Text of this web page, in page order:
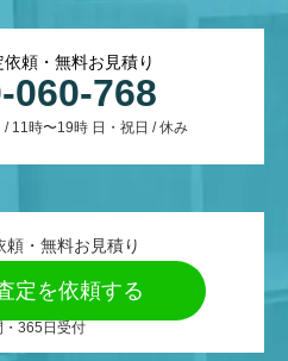
頼・無料お見積り
060-768
/ 11時〜19時 日・祝日 / 休み
頼・無料お見積り
定を依頼する
・365日受付